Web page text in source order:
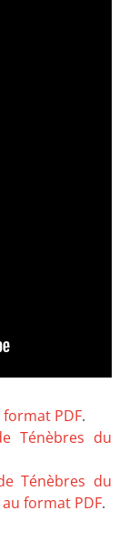
PDF.
Ténèbres du
Ténèbres du
format PDF.